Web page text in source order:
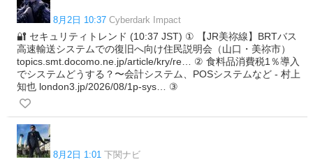
8月2日 10:37 Cyberdark Impact
🔐 セキュリティトレンド (10:37 JST) ① 【JR美祢線】BRTバス
高速輸送システムでの復旧へ向け住民説明会（山口・美祢市）
topics.smt.docomo.ne.jp/article/kry/re… ② 食料品消費税1％導入
でシステムどうする？〜会計システム、POSシステムなど - 村上
知也 london3.jp/2026/08/1p-sys… ③
8月2日 1:01 下関ナビ